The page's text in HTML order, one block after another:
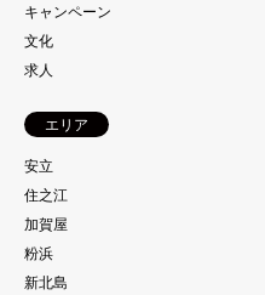
キャンペーン
文化
求人
エリア
安立
住之江
加賀屋
粉浜
新北島